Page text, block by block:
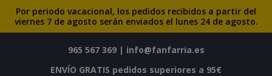
Por periodo vacacional, los pedidos recibidos a partir del
viernes 7 de agosto serán enviados el lunes 24 de agosto.
965 567 369| info@fanfarria.es
ENVÍO GRATIS pedidos superiores a 95€